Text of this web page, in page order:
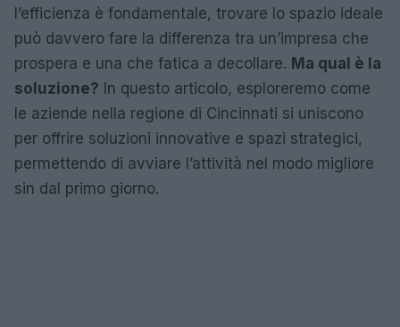
l’efficienza è fondamentale, trovare lo spazio ideale
può davvero fare la differenza tra un’impresa che
prospera e una che fatica a decollare. Ma qual è la
soluzione? In questo articolo, esploreremo come
le aziende nella regione di Cincinnati si uniscono
per offrire soluzioni innovative e spazi strategici,
permettendo di avviare l’attività nel modo migliore
sin dal primo giorno.